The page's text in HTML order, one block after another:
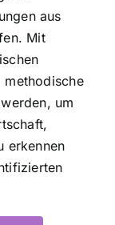
aus
Mit
methodische
um
erkennen